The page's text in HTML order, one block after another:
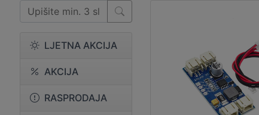
LJETNA AKCIJA
AKCIJA
RASPRODAJA